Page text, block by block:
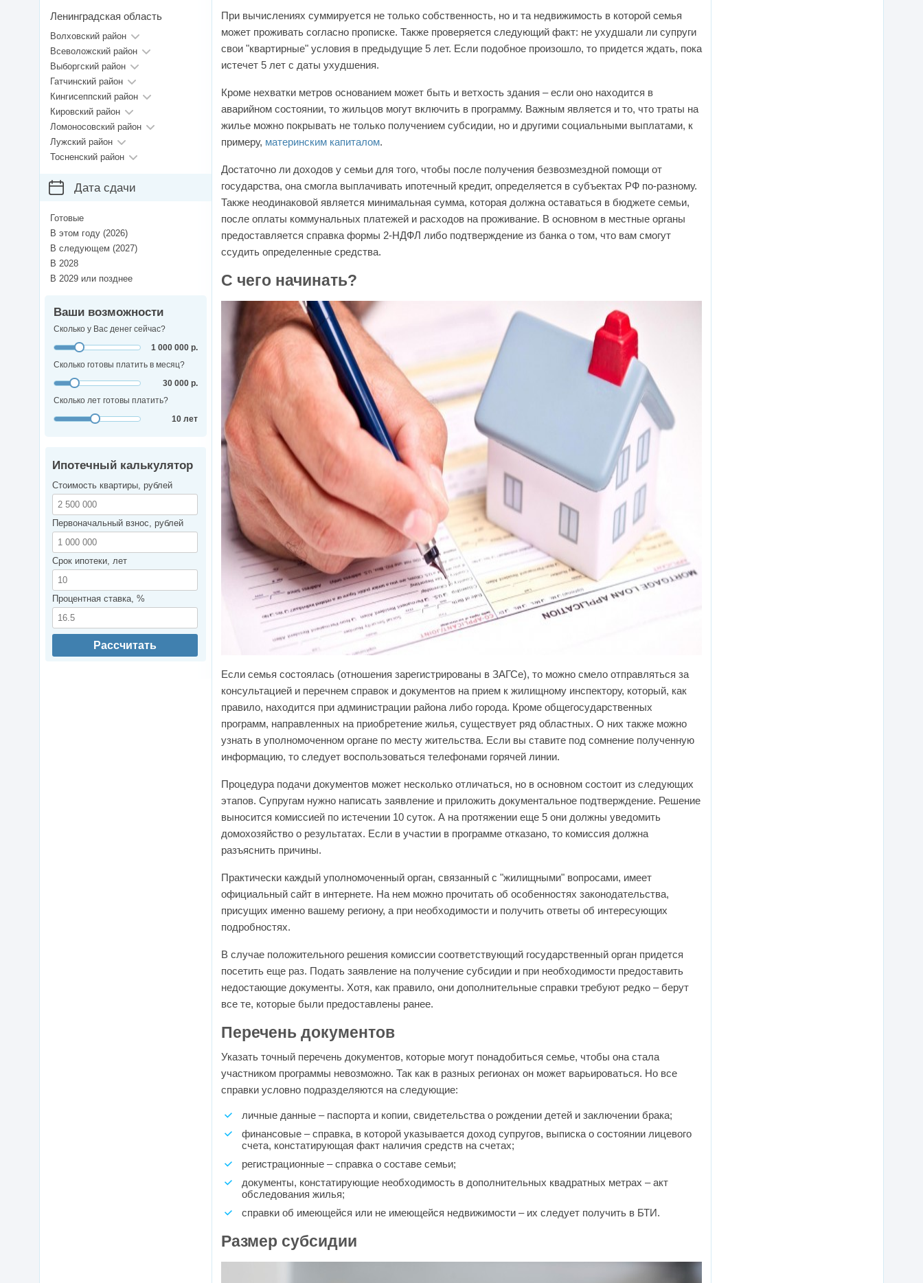
При вычислениях суммируется не только собственность, но и та недвижимость в которой семья
может проживать согласно прописке. Также проверяется следующий факт: не ухудшали ли супруги
свои "квартирные" условия в предыдущие 5 лет. Если подобное произошло, то придется ждать, пока
истечет 5 лет с даты ухудшения.
Кроме нехватки метров основанием может быть и ветхость здания – если оно находится в
аварийном состоянии, то жильцов могут включить в программу. Важным является и то, что траты на
жилье можно покрывать не только получением субсидии, но и другими социальными выплатами, к
примеру, материнским капиталом.
Достаточно ли доходов у семьи для того, чтобы после получения безвозмездной помощи от
государства, она смогла выплачивать ипотечный кредит, определяется в субъектах РФ по-разному.
Также неодинаковой является минимальная сумма, которая должна оставаться в бюджете семьи,
после оплаты коммунальных платежей и расходов на проживание. В основном в местные органы
предоставляется справка формы 2-НДФЛ либо подтверждение из банка о том, что вам смогут
ссудить определенные средства.
С чего начинать?
Если семья состоялась (отношения зарегистрированы в ЗАГСе), то можно смело отправляться за
консультацией и перечнем справок и документов на прием к жилищному инспектору, который, как
правило, находится при администрации района либо города. Кроме общегосударственных
программ, направленных на приобретение жилья, существует ряд областных. О них также можно
узнать в уполномоченном органе по месту жительства. Если вы ставите под сомнение полученную
информацию, то следует воспользоваться телефонами горячей линии.
Процедура подачи документов может несколько отличаться, но в основном состоит из следующих
этапов. Супругам нужно написать заявление и приложить документальное подтверждение. Решение
выносится комиссией по истечении 10 суток. А на протяжении еще 5 они должны уведомить
домохозяйство о результатах. Если в участии в программе отказано, то комиссия должна
разъяснить причины.
Практически каждый уполномоченный орган, связанный с "жилищными" вопросами, имеет
официальный сайт в интернете. На нем можно прочитать об особенностях законодательства,
присущих именно вашему региону, а при необходимости и получить ответы об интересующих
подробностях.
В случае положительного решения комиссии соответствующий государственный орган придется
посетить еще раз. Подать заявление на получение субсидии и при необходимости предоставить
недостающие документы. Хотя, как правило, они дополнительные справки требуют редко – берут
все те, которые были предоставлены ранее.
Перечень документов
Указать точный перечень документов, которые могут понадобиться семье, чтобы она стала
участником программы невозможно. Так как в разных регионах он может варьироваться. Но все
справки условно подразделяются на следующие:
личные данные – паспорта и копии, свидетельства о рождении детей и заключении брака;
финансовые – справка, в которой указывается доход супругов, выписка о состоянии лицевого
счета, констатирующая факт наличия средств на счетах;
регистрационные – справка о составе семьи;
документы, констатирующие необходимость в дополнительных квадратных метрах – акт
обследования жилья;
справки об имеющейся или не имеющейся недвижимости – их следует получить в БТИ.
Размер субсидии
Ленинградская область
Волховский район
Всеволожский район
Выборгский район
Гатчинский район
Кингисеппский район
Кировский район
Ломоносовский район
Лужский район
Тосненский район
Дата сдачи
Готовые
В этом году (2026)
В следующем (2027)
В 2028
В 2029 или позднее
Ваши возможности
Сколько у Вас денег сейчас?
1 000 000 р.
Сколько готовы платить в месяц?
30 000 р.
Сколько лет готовы платить?
10 лет
Ипотечный калькулятор
Стоимость квартиры, рублей
Первоначальный взнос, рублей
Срок ипотеки, лет
Процентная ставка, %
Рассчитать